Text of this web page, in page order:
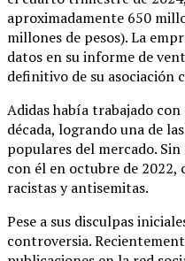
aproximadamente 650
millones de pesos). La
datos en su informe de
definitivo de su asociación
Adidas había trabajado
década, logrando una de
populares del mercado.
con él en octubre de 2022,
racistas y antisemitas.
Pese a sus disculpas
controversia.